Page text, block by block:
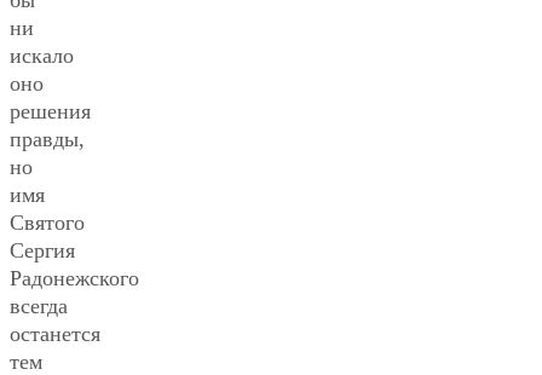
ни
искало
оно
решения
правды,
но
имя
Святого
Сергия
Радонежского
всегда
останется
тем